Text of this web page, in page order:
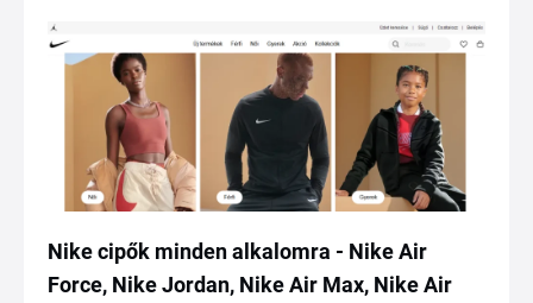
Nike cipők minden alkalomra - Nike Air
Force, Nike Jordan, Nike Air Max, Nike Air